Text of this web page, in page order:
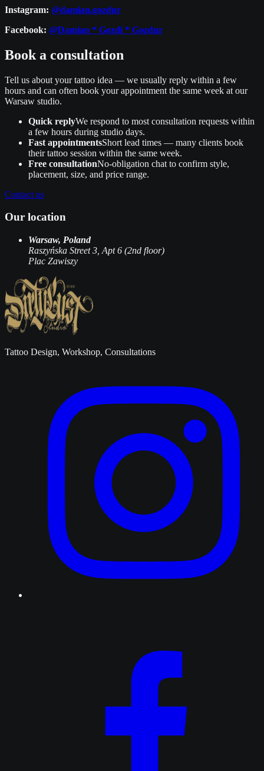
Instagram: @damian.gozdur
Facebook: @Damian * Gozdi * Gozdur
Book a consultation
Tell us about your tattoo idea — we usually reply within a few
hours and can often book your appointment the same week at our
Warsaw studio.
Quick replyWe respond to most consultation requests within
a few hours during studio days.
Fast appointmentsShort lead times — many clients book
their tattoo session within the same week.
Free consultationNo‑obligation chat to confirm style,
placement, size, and price range.
Contact us
Our location
Warsaw, Poland
Raszyńska Street 3, Apt 6 (2nd floor)
Plac Zawiszy
Tattoo Design, Workshop, Consultations